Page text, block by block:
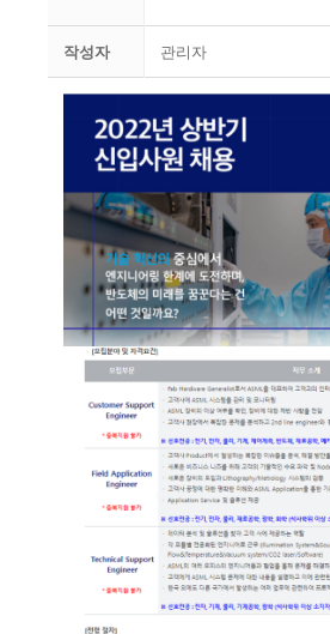
작성자 관리자